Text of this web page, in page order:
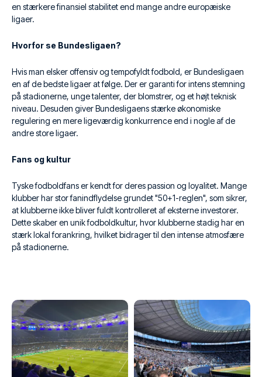
en stærkere finansiel stabilitet end mange andre europæiske
ligaer.
Hvorfor se Bundesligaen?
Hvis man elsker offensiv og tempofyldt fodbold, er Bundesligaen
en af de bedste ligaer at følge. Der er garanti for intens stemning
på stadionerne, unge talenter, der blomstrer, og et højt teknisk
niveau. Desuden giver Bundesligaens stærke økonomiske
regulering en mere ligeværdig konkurrence end i nogle af de
andre store ligaer.
Fans og kultur
Tyske fodboldfans er kendt for deres passion og loyalitet. Mange
klubber har stor fanindflydelse grundet "50+1-reglen", som sikrer,
at klubberne ikke bliver fuldt kontrolleret af eksterne investorer.
Dette skaber en unik fodboldkultur, hvor klubberne stadig har en
stærk lokal forankring, hvilket bidrager til den intense atmosfære
på stadionerne.